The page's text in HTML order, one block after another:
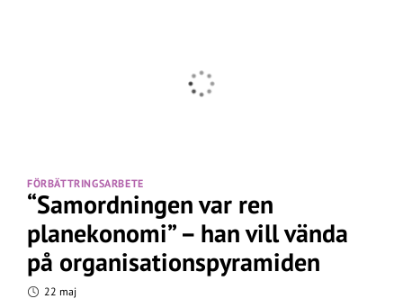
FÖRBÄTTRINGSARBETE
“Samordningen var ren
planekonomi” – han vill vända
på organisationspyramiden
22 maj